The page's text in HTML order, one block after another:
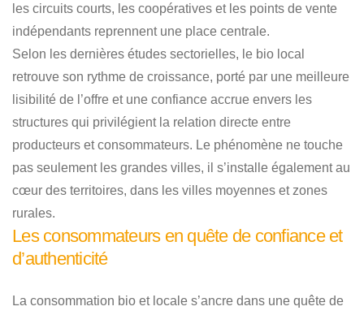
les circuits courts, les coopératives et les points de vente
indépendants reprennent une place centrale.
Selon les dernières études sectorielles, le bio local
retrouve son rythme de croissance, porté par une meilleure
lisibilité de l’offre et une confiance accrue envers les
structures qui privilégient la relation directe entre
producteurs et consommateurs. Le phénomène ne touche
pas seulement les grandes villes, il s’installe également au
cœur des territoires, dans les villes moyennes et zones
rurales.
Les consommateurs en quête de confiance et
d’authenticité
La consommation bio et locale s’ancre dans une quête de